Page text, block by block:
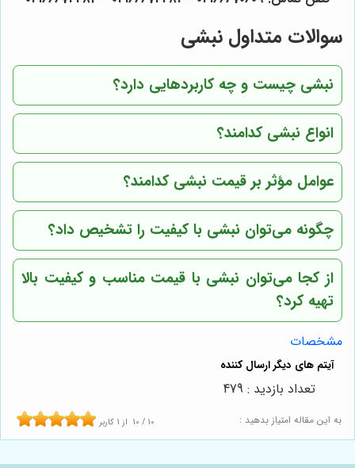
سوالات متداول نبشی
نبشی چیست و چه کاربردهایی دارد؟
انواع نبشی کدامند؟
عوامل مؤثر بر قیمت نبشی کدامند؟
چگونه می‌توان نبشی با کیفیت را تشخیص داد؟
از کجا می‌توان نبشی با قیمت مناسب و کیفیت بالا
تهیه کرد؟
مشخصات
به این مقاله امتیاز بدهید : 10 / 10 از 1 کاربر
تعداد بازدید : 479